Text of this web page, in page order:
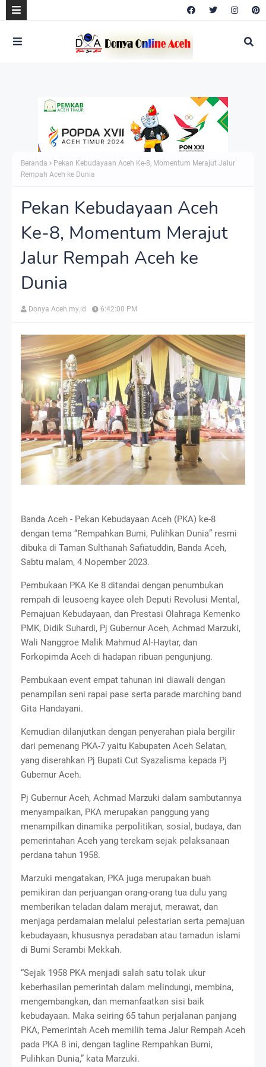
Beranda
Pekan Kebudayaan Aceh Ke-8, Momentum Merajut Jalur
Rempah Aceh ke Dunia
Pekan Kebudayaan Aceh
Ke-8, Momentum Merajut
Jalur Rempah Aceh ke
Dunia
Donya Aceh.my.id 6:42:00 PM
Banda Aceh - Pekan Kebudayaan Aceh (PKA) ke-8
dengan tema “Rempahkan Bumi, Pulihkan Dunia” resmi
dibuka di Taman Sulthanah Safiatuddin, Banda Aceh,
Sabtu malam, 4 Nopember 2023.
Pembukaan PKA Ke 8 ditandai dengan penumbukan
rempah di leusoeng kayee oleh Deputi Revolusi Mental,
Pemajuan Kebudayaan, dan Prestasi Olahraga Kemenko
PMK, Didik Suhardi, Pj Gubernur Aceh, Achmad Marzuki,
Wali Nanggroe Malik Mahmud Al-Haytar, dan
Forkopimda Aceh di hadapan ribuan pengunjung.
Pembukaan event empat tahunan ini diawali dengan
penampilan seni rapai pase serta parade marching band
Gita Handayani.
Kemudian dilanjutkan dengan penyerahan piala bergilir
dari pemenang PKA-7 yaitu Kabupaten Aceh Selatan,
yang diserahkan Pj Bupati Cut Syazalisma kepada Pj
Gubernur Aceh.
Pj Gubernur Aceh, Achmad Marzuki dalam sambutannya
menyampaikan, PKA merupakan panggung yang
menampilkan dinamika perpolitikan, sosial, budaya, dan
pemerintahan Aceh yang terekam sejak pelaksanaan
perdana tahun 1958.
Marzuki mengatakan, PKA juga merupakan buah
pemikiran dan perjuangan orang-orang tua dulu yang
memberikan teladan dalam merajut, merawat, dan
menjaga perdamaian melalui pelestarian serta pemajuan
kebudayaan, khususnya peradaban atau tamadun islami
di Bumi Serambi Mekkah.
“Sejak 1958 PKA menjadi salah satu tolak ukur
keberhasilan pemerintah dalam melindungi, membina,
mengembangkan, dan memanfaatkan sisi baik
kebudayaan. Maka seiring 65 tahun perjalanan panjang
PKA, Pemerintah Aceh memilih tema Jalur Rempah Aceh
pada PKA 8 ini, dengan tagline Rempahkan Bumi,
Pulihkan Dunia,” kata Marzuki.